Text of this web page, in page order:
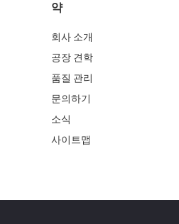
약
회사 소개
공장 견학
품질 관리
문의하기
소식
사이트맵